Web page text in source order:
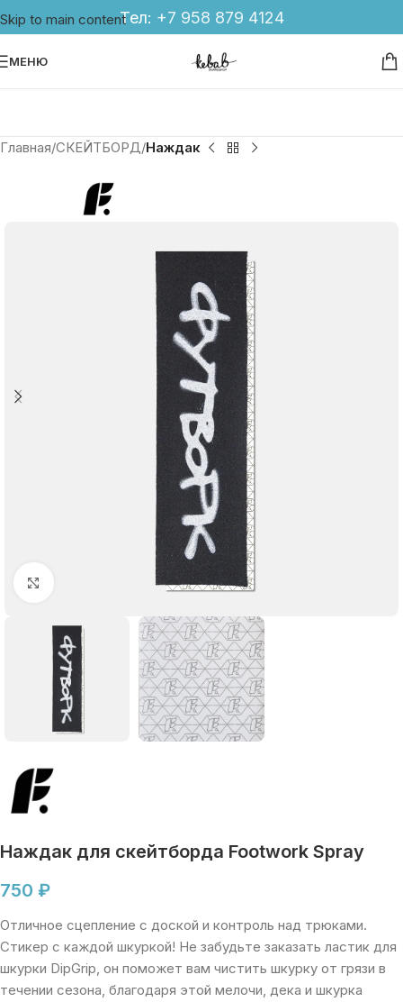
Skip to main contentТел: +7 958 879 4124
МЕНЮ
Главная СКЕЙТБОРД Наждак
Наждак для скейтборда Footwork Spray
750 ₽
Отличное сцепление с доской и контроль над трюками.
Стикер с каждой шкуркой! Не забудьте заказать ластик для
шкурки DipGrip, он поможет вам чистить шкурку от грязи в
течении сезона, благодаря этой мелочи, дека и шкурка